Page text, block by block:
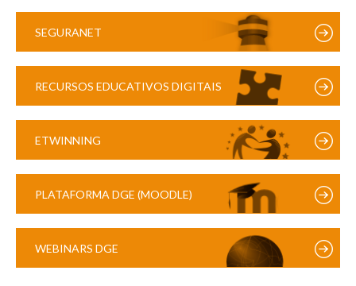
SEGURANET
RECURSOS EDUCATIVOS DIGITAIS
ETWINNING
PLATAFORMA DGE (MOODLE)
WEBINARS DGE